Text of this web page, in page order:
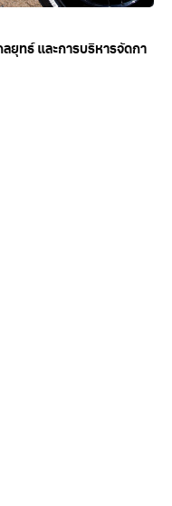
ลยุทธ์ และการบริหารจัดกา